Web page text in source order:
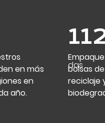
en más
en
año.
eladas
bolsas
reciclaje